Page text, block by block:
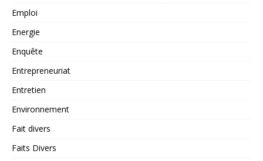
Emploi
Energie
Enquête
Entrepreneuriat
Entretien
Environnement
Fait divers
Faits Divers